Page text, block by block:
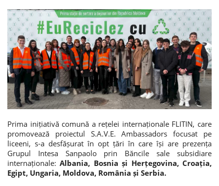
Потребительские кредиты
Ипотечные кредиты
Prima inițiativă comună a rețelei internaționale FLITIN, care
promovează proiectul S.A.V.E. Ambassadors focusat pe
liceeni, s-a desfășurat în opt țări în care își are prezența
Grupul Intesa Sanpaolo prin Băncile sale subsidiare
internaționale:Albania, Bosnia și Herțegovina, Croația,
Egipt, Ungaria, Moldova, România și Serbia.